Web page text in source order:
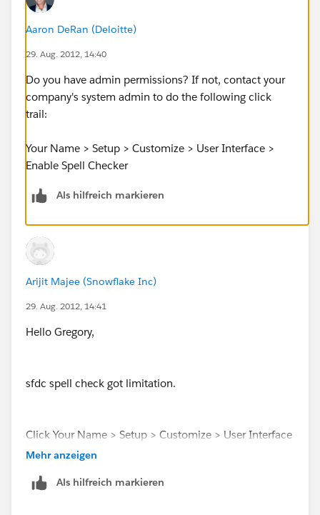
Aaron DeRan (Deloitte)
29. Aug. 2012, 14:40
Do you have admin permissions? If not, contact your
company's system admin to do the following click
trail:
Your Name > Setup > Customize > User Interface >
Enable Spell Checker
Als hilfreich markieren
Arijit Majee (Snowflake Inc)
29. Aug. 2012, 14:41
Hello Gregory,
sfdc spell check got limitation.
Click Your Name > Setup > Customize > User Interface
Check "Enable Spell Checker" and "Enable Spell
Mehr anzeigen
Als hilfreich markieren